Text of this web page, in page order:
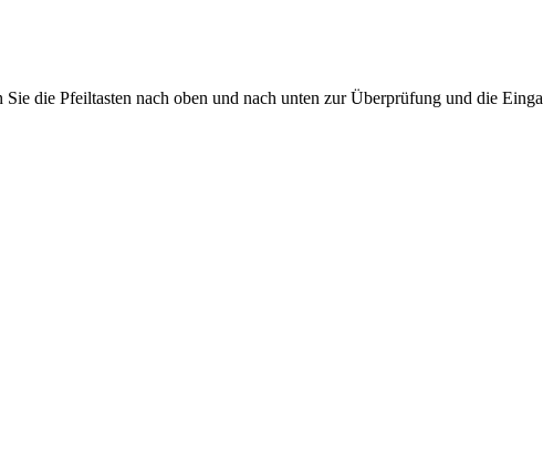
die Pfeiltasten nach oben und nach unten zur Überprüfung und die